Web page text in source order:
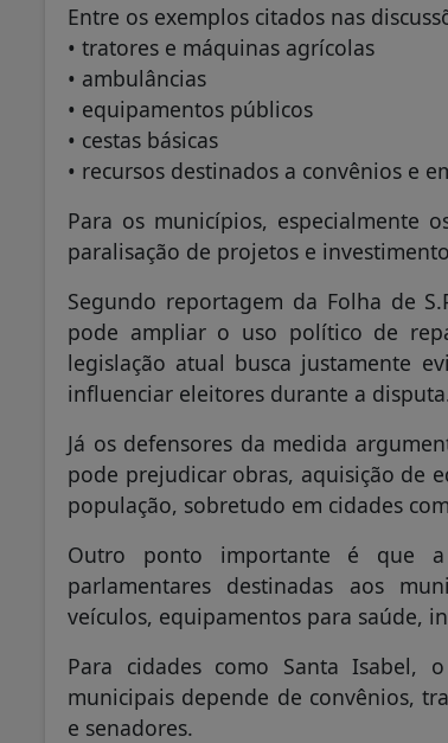
Entre os exemplos citados nas
• tratores e máquinas agrícolas
• ambulâncias
• equipamentos públicos
• cestas básicas
• recursos destinados a convênios e
Para os municípios, especialmente
paralisação de projetos e
Segundo reportagem da Folha de
pode ampliar o uso político de
legislação atual busca justamente
influenciar eleitores durante a
Já os defensores da medida
pode prejudicar obras, aquisição de
população, sobretudo em cidades
Outro ponto importante é que a
parlamentares destinadas aos
veículos, equipamentos para saúde,
Para cidades como Santa Isabel,
municipais depende de convênios,
e senadores.